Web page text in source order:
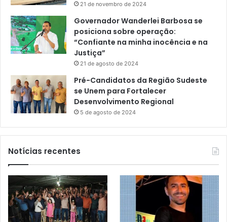
21 de novembro de 2024
Governador Wanderlei Barbosa se
posiciona sobre operação:
“Confiante na minha inocência e na
Justiça”
21 de agosto de 2024
Pré-Candidatos da Região Sudeste
se Unem para Fortalecer
Desenvolvimento Regional
5 de agosto de 2024
Notícias recentes